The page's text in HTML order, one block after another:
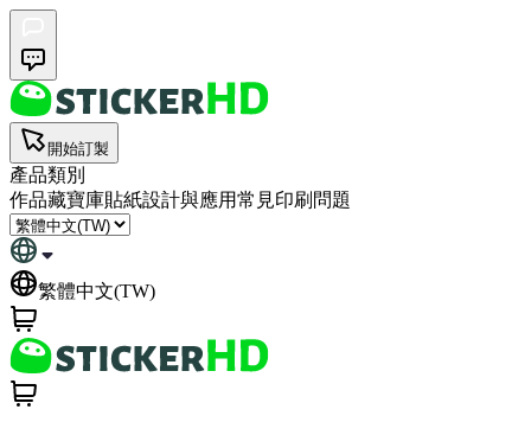
開始訂製
產品類別
作品藏寶庫貼紙設計與應用常見印刷問題
繁體中文(TW)